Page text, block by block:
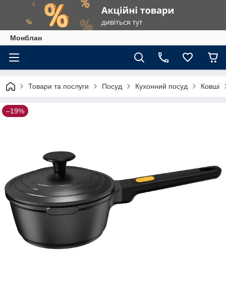
Монблан
Товари та послуги Посуд Кухонний посуд Ковші
–19%